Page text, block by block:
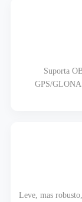
Suporta
GPS/
Leve, mas